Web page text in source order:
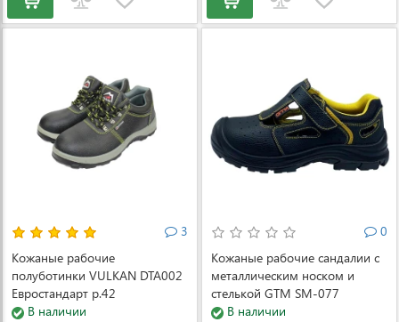
3
Кожаные рабочие
полуботинки VULKAN DTA002
Евростандарт р.42
В наличии
0
Кожаные рабочие сандалии с
металлическим носком и
стелькой GTM SM-077
Евростандарт р. 37
В наличии